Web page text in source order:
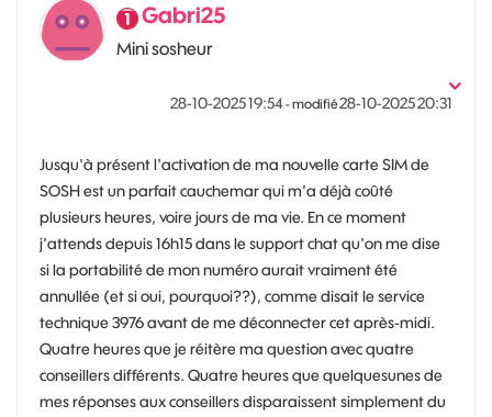
Gabri25
Mini sosheur
‎28-10-202519:54- modifié‎28-10-202520:31
Jusqu'à présent l'activation de ma nouvelle carte SIM de
SOSH est un parfait cauchemar qui m’a déjà coûté
plusieurs heures, voire jours de ma vie. En ce moment
j'attends depuis 16h15 dans le support chat qu'on me dise
si la portabilité de mon numéro aurait vraiment été
annullée (et si oui, pourquoi??), comme disait le service
technique 3976 avant de me déconnecter cet après-midi.
Quatre heures que je réitère ma question avec quatre
conseillers différents. Quatre heures que quelquesunes de
mes réponses aux conseillers disparaissent simplement du